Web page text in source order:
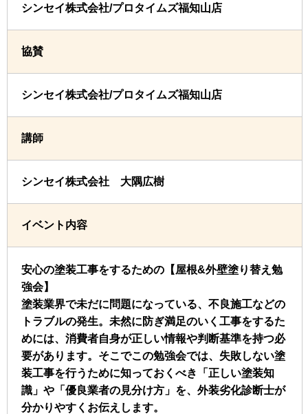
シンセイ株式会社/プロタイムズ福知山店
協賛
シンセイ株式会社/プロタイムズ福知山店
講師
シンセイ株式会社 大隅広樹
イベント内容
安心の塗装工事をするための【屋根&外壁塗り替え勉
強会】
塗装業界で未だに問題になっている、不良施工などの
トラブルの発生。未然に防ぎ満足のいく工事をするた
めには、消費者自身が正しい情報や判断基準を持つ必
要があります。そこでこの勉強会では、失敗しない塗
装工事を行うために知っておくべき「正しい塗装知
識」や「優良業者の見分け方」を、外装劣化診断士が
分かりやすくお伝えします。